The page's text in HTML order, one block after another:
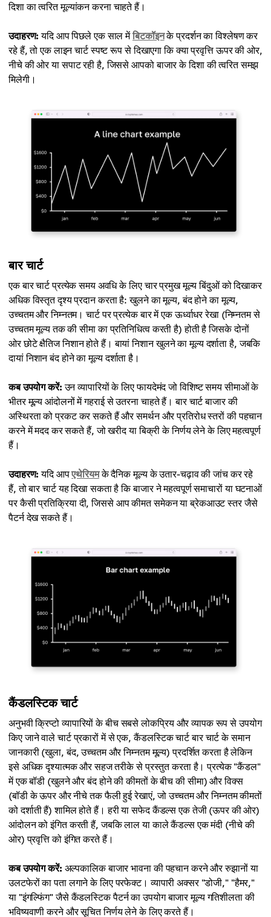
दिशा का त्वरित मूल्यांकन करना चाहते हैं।
उदाहरण: यदि आप पिछले एक साल मेंबिटकॉइनके प्रदर्शन का विश्लेषण कर
रहे हैं, तो एक लाइन चार्ट स्पष्ट रूप से दिखाएगा कि क्या प्रवृत्ति ऊपर की ओर,
नीचे की ओर या सपाट रही है, जिससे आपको बाजार के दिशा की त्वरित समझ
मिलेगी।
बार चार्ट
एक बार चार्ट प्रत्येक समय अवधि के लिए चार प्रमुख मूल्य बिंदुओं को दिखाकर
अधिक विस्तृत दृश्य प्रदान करता है: खुलने का मूल्य, बंद होने का मूल्य,
उच्चतम और निम्नतम। चार्ट पर प्रत्येक बार में एक ऊर्ध्वाधर रेखा (निम्नतम से
उच्चतम मूल्य तक की सीमा का प्रतिनिधित्व करती है) होती है जिसके दोनों
ओर छोटे क्षैतिज निशान होते हैं। बायां निशान खुलने का मूल्य दर्शाता है, जबकि
दायां निशान बंद होने का मूल्य दर्शाता है।
कब उपयोग करें: उन व्यापारियों के लिए फायदेमंद जो विशिष्ट समय सीमाओं के
भीतर मूल्य आंदोलनों में गहराई से उतरना चाहते हैं। बार चार्ट बाजार की
अस्थिरता को प्रकट कर सकते हैं और समर्थन और प्रतिरोध स्तरों की पहचान
करने में मदद कर सकते हैं, जो खरीद या बिक्री के निर्णय लेने के लिए महत्वपूर्ण
हैं।
उदाहरण: यदि आपएथेरियमके दैनिक मूल्य के उतार-चढ़ाव की जांच कर रहे
हैं, तो बार चार्ट यह दिखा सकता है कि बाजार ने महत्वपूर्ण समाचारों या घटनाओं
पर कैसी प्रतिक्रिया दी, जिससे आप कीमत समेकन या ब्रेकआउट स्तर जैसे
पैटर्न देख सकते हैं।
कैंडलस्टिक चार्ट
अनुभवी क्रिप्टो व्यापारियों के बीच सबसे लोकप्रिय और व्यापक रूप से उपयोग
किए जाने वाले चार्ट प्रकारों में से एक, कैंडलस्टिक चार्ट बार चार्ट के समान
जानकारी (खुला, बंद, उच्चतम और निम्नतम मूल्य) प्रदर्शित करता है लेकिन
इसे अधिक दृश्यात्मक और सहज तरीके से प्रस्तुत करता है। प्रत्येक "कैंडल"
में एक बॉडी (खुलने और बंद होने की कीमतों के बीच की सीमा) और विक्स
(बॉडी के ऊपर और नीचे तक फैली हुई रेखाएं, जो उच्चतम और निम्नतम कीमतों
को दर्शाती हैं) शामिल होते हैं। हरी या सफेद कैंडल्स एक तेजी (ऊपर की ओर)
आंदोलन को इंगित करती हैं, जबकि लाल या काले कैंडल्स एक मंदी (नीचे की
ओर) प्रवृत्ति को इंगित करते हैं।
कब उपयोग करें: अल्पकालिक बाजार भावना की पहचान करने और रुझानों या
उलटफेरों का पता लगाने के लिए परफेक्ट। व्यापारी अक्सर "डोजी," "हैमर,"
या "इंगल्फिंग" जैसे कैंडलस्टिक पैटर्न का उपयोग बाजार मूल्य गतिशीलता की
भविष्यवाणी करने और सूचित निर्णय लेने के लिए करते हैं।